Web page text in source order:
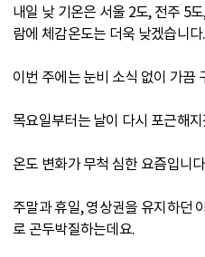
내일 낮 기온은 서울 2도, 전주 5
람에 체감온도는 더욱 낮겠습니다.
이번 주에는 눈비 소식 없이 가끔
목요일부터는 날이 다시 포근해
온도 변화가 무척 심한 요즘입니
주말과 휴일, 영상권을 유지하던
로 곤두박질하는데요.